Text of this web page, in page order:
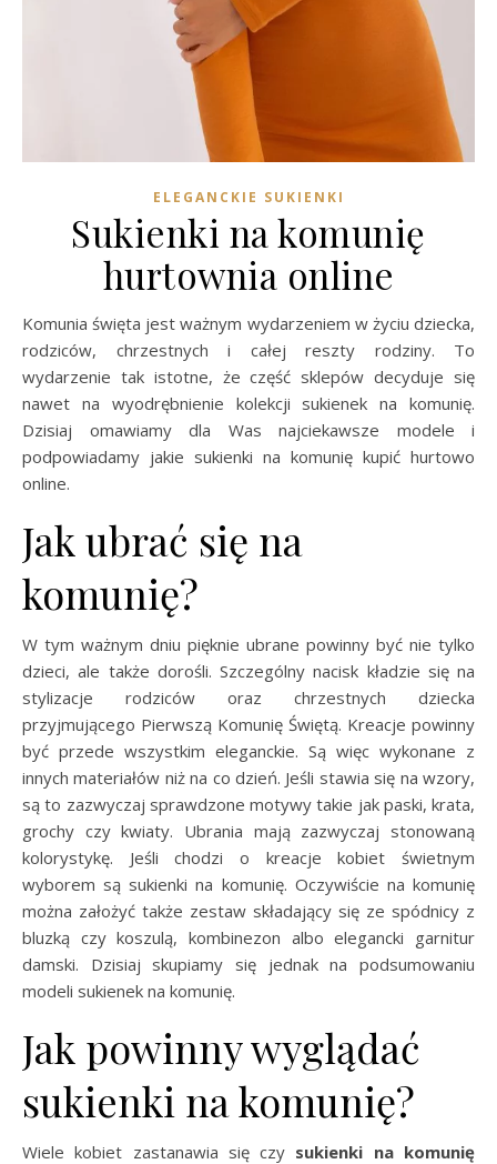
ELEGANCKIE SUKIENKI
Sukienki na komunię
hurtownia online
Komunia święta jest ważnym wydarzeniem w życiu dziecka,
rodziców, chrzestnych i całej reszty rodziny. To
wydarzenie tak istotne, że część sklepów decyduje się
nawet na wyodrębnienie kolekcji sukienek na komunię.
Dzisiaj omawiamy dla Was najciekawsze modele i
podpowiadamy jakie sukienki na komunię kupić hurtowo
online.
Jak ubrać się na
komunię?
W tym ważnym dniu pięknie ubrane powinny być nie tylko
dzieci, ale także dorośli. Szczególny nacisk kładzie się na
stylizacje rodziców oraz chrzestnych dziecka
przyjmującego Pierwszą Komunię Świętą. Kreacje powinny
być przede wszystkim eleganckie. Są więc wykonane z
innych materiałów niż na co dzień. Jeśli stawia się na wzory,
są to zazwyczaj sprawdzone motywy takie jak paski, krata,
grochy czy kwiaty. Ubrania mają zazwyczaj stonowaną
kolorystykę. Jeśli chodzi o kreacje kobiet świetnym
wyborem są sukienki na komunię. Oczywiście na komunię
można założyć także zestaw składający się ze spódnicy z
bluzką czy koszulą, kombinezon albo elegancki garnitur
damski. Dzisiaj skupiamy się jednak na podsumowaniu
modeli sukienek na komunię.
Jak powinny wyglądać
sukienki na komunię?
Wiele kobiet zastanawia się czy sukienki na komunię